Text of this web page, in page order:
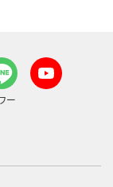
ー